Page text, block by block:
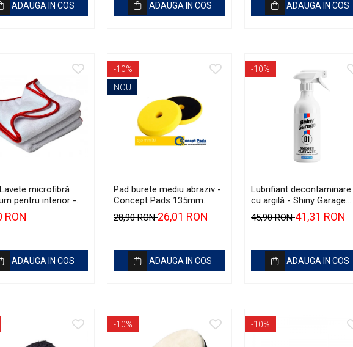
ADAUGA IN COS ADAUGA IN COS ADAUGA IN COS
microfibră
pentru interior -
Microfibres
White Towels
RON
ADAUGA IN COS
-10%
NOU
Pad burete mediu abraziv -
Concept Pads 135mm
(5.5") Yellow Polishing Pad
28,90 RON26,01 RON
ADAUGA IN COS
-10%
Lubrifiant decontaminare
cu argilă - Shiny Garage
Smooth Clay Lube (500ml)
45,90 RON41,31 RON
ADAUGA IN COS
-10% -10%